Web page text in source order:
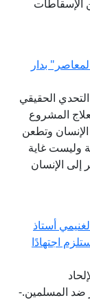
الإسقاطات
بدار
الحقيقي
المشروع
وتطعن
وليست غاية
إلى الإنسان
أستاذ
اجتهادًا
ضد المسلمين.-